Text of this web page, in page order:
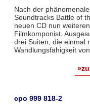
Nach der
Soundtracks Battle of
neuen CD nun
Filmkomponist.
drei Suiten, die einmal
Wandlungsfähigkeit
cpo 999 818-2